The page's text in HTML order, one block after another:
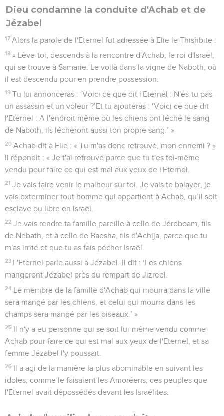
Dieu condamne la conduite d'Achab et de
Jézabel
17 Alors la parole de l'Eternel fut adressée à Elie le Thishbite :
18 « Lève-toi, descends à la rencontre d'Achab, le roi d'Israël,
qui se trouve à Samarie. Le voilà dans la vigne de Naboth, où
il est descendu pour en prendre possession.
19 Tu lui annonceras : ‘Voici ce que dit l'Eternel : N'es-tu pas
un assassin et un voleur ?’Et tu ajouteras : ‘Voici ce que dit
l'Eternel : A l'endroit même où les chiens ont léché le sang
de Naboth, ils lécheront aussi ton propre sang.’ »
20 Achab dit à Elie : « Tu m'as donc retrouvé, mon ennemi ? »
Il répondit : « Je t'ai retrouvé parce que tu t'es toi-même
vendu pour faire ce qui est mal aux yeux de l'Eternel.
21 Je vais faire venir le malheur sur toi. Je vais te balayer, je
vais exterminer tout homme qui appartient à Achab, qu’il soit
esclave ou libre en Israël.
22 Je vais rendre ta famille pareille à celle de Jéroboam, fils
de Nebath, et à celle de Baesha, fils d'Achija, parce que tu
m'as irrité et que tu as fais pécher Israël.
23 L'Eternel parle aussi à Jézabel. Il dit : ‘Les chiens
mangeront Jézabel près du rempart de Jizreel.
24 Le membre de la famille d'Achab qui mourra dans la ville
sera mangé par les chiens, et celui qui mourra dans les
champs sera mangé par les oiseaux.’ »
25 Il n'y a eu personne qui se soit lui-même vendu comme
Achab pour faire ce qui est mal aux yeux de l'Eternel, et sa
femme Jézabel l'y poussait.
26 Il a agi de la manière la plus abominable en suivant les
idoles, comme le faisaient les Amoréens, ces peuples que
l'Eternel avait dépossédés devant les Israélites.